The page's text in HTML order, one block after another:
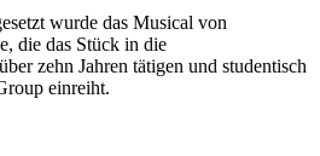
wurde das Musical von
die das Stück in die
zehn Jahren tätigen und studentisch
einreiht.